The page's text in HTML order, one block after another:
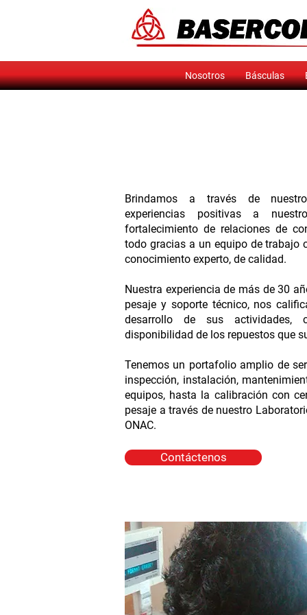
Nosotros Básculas
Brindamos a través de
experiencias positivas a
fortalecimiento de relaciones de
todo gracias a un equipo de trabajo
conocimiento experto, de calidad.
Nuestra experiencia de más de 30
pesaje y soporte técnico, nos
desarrollo de sus
disponibilidad de los repuestos que
Tenemos un portafolio amplio de
inspección, instalación,
equipos, hasta la calibración con
pesaje a través de nuestro
ONAC.
Contáctenos